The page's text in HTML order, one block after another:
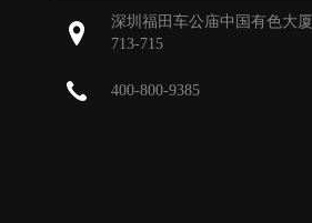
深圳福田车公庙中国有色大厦
713-715
400-800-9385